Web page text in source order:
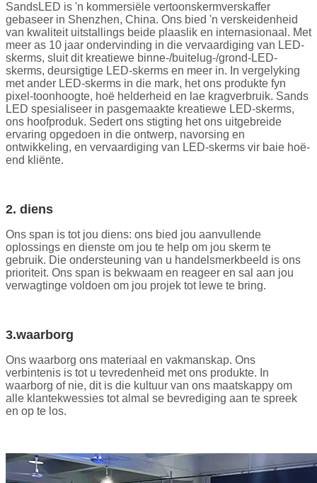
SandsLED is 'n kommersiële vertoonskermverskaffer
gebaseer in Shenzhen, China. Ons bied 'n verskeidenheid
van kwaliteit uitstallings beide plaaslik en internasionaal. Met
meer as 10 jaar ondervinding in die vervaardiging van LED-
skerms, sluit dit kreatiewe binne-/buitelug-/grond-LED-
skerms, deursigtige LED-skerms en meer in. In vergelyking
met ander LED-skerms in die mark, het ons produkte fyn
pixel-toonhoogte, hoë helderheid en lae kragverbruik. Sands
LED spesialiseer in pasgemaakte kreatiewe LED-skerms,
ons hoofproduk. Sedert ons stigting het ons uitgebreide
ervaring opgedoen in die ontwerp, navorsing en
ontwikkeling, en vervaardiging van LED-skerms vir baie hoë-
end kliënte.
2. diens
Ons span is tot jou diens: ons bied jou aanvullende
oplossings en dienste om jou te help om jou skerm te
gebruik. Die ondersteuning van u handelsmerkbeeld is ons
prioriteit. Ons span is bekwaam en reageer en sal aan jou
verwagtinge voldoen om jou projek tot lewe te bring.
3.waarborg
Ons waarborg ons materiaal en vakmanskap. Ons
verbintenis is tot u tevredenheid met ons produkte. In
waarborg of nie, dit is die kultuur van ons maatskappy om
alle klantekwessies tot almal se bevrediging aan te spreek
en op te los.